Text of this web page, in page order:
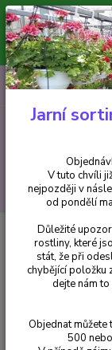
Minimální
V tuto chvíli již
nejpozději v
+420 602 223 614
Fuchsie
Fuchsie
Jarní
V tuto chvíli
nejpozději v
od pondělí
Důležité
rostliny, které
stát, že při
chybějící položku
dejte nám
Objednat můžete
500